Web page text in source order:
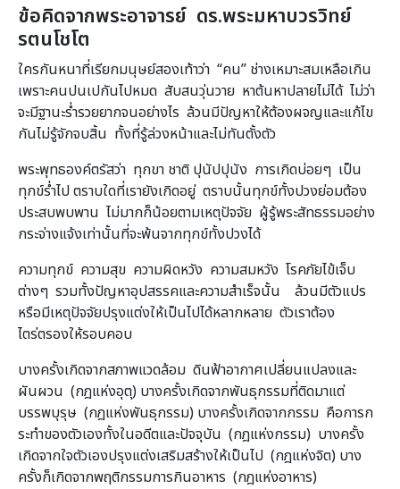
ข้อคิดจากพระอาจารย์ ดร.พระมหาบวรวิทย์
รตนโชโต
ใครกันหนาที่เรียกมนุษย์สองเท้าว่า “คน” ช่างเหมาะสมเหลือเกิน
เพราะคนปนเปกันไปหมด สับสนวุ่นวาย หาต้นหาปลายไม่ได้ ไม่ว่า
จะมีฐานะร่ำรวยยากจนอย่างไร ล้วนมีปัญหาให้ต้องผจญและแก้ไข
กันไม่รู้จักจบสิ้น ทั้งที่รู้ล่วงหน้าและไม่ทันตั้งตัว
พระพุทธองค์ตรัสว่า ทุกขา ชาติ ปุนัปปุนัง การเกิดบ่อยๆ เป็น
ทุกข์ร่ำไป ตราบใดที่เรายังเกิดอยู่ ตราบนั้นทุกข์ทั้งปวงย่อมต้อง
ประสบพบพาน ไม่มากก็น้อยตามเหตุปัจจัย ผู้รู้พระสัทธรรมอย่าง
กระจ่างแจ้งเท่านั้นที่จะพ้นจากทุกข์ทั้งปวงได้
ความทุกข์ ความสุข ความผิดหวัง ความสมหวัง โรคภัยไข้เจ็บ
ต่างๆ รวมทั้งปัญหาอุปสรรคและความสำเร็จนั้น ล้วนมีตัวแปร
หรือมีเหตุปัจจัยปรุงแต่งให้เป็นไปได้หลากหลาย ตัวเราต้อง
ไตร่ตรองให้รอบคอบ
บางครั้งเกิดจากสภาพแวดล้อม ดินฟ้าอากาศเปลี่ยนแปลงและ
ผันผวน (กฎแห่งอุตุ) บางครั้งเกิดจากพันธุกรรมที่ติดมาแต่
บรรพบุรุษ (กฎแห่งพันธุกรรม) บางครั้งเกิดจากกรรม คือการก
ระทำของตัวเองทั้งในอดีตและปัจจุบัน (กฎแห่งกรรม) บางครั้ง
เกิดจากใจตัวเองปรุงแต่งเสริมสร้างให้เป็นไป (กฎแห่งจิต) บาง
ครั้งก็เกิดจากพฤติกรรมการกินอาหาร (กฎแห่งอาหาร)